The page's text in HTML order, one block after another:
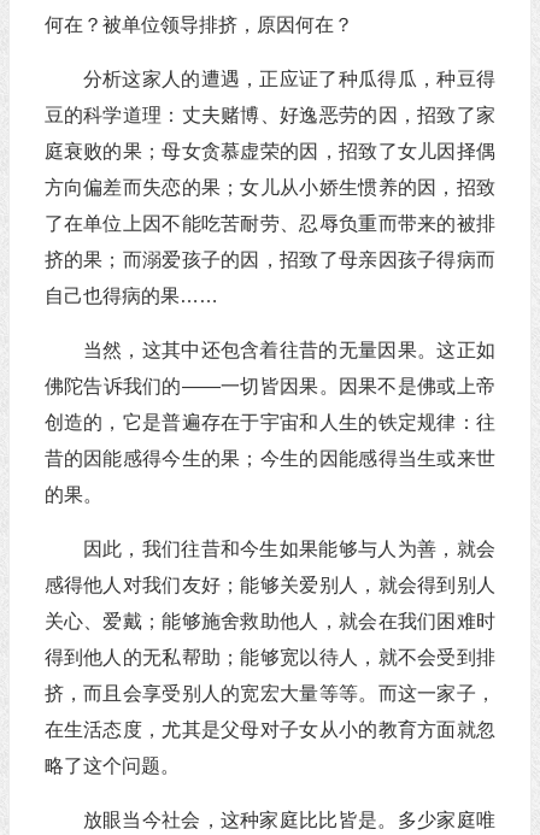
何在？被单位领导排挤，原因何在？
分析这家人的遭遇，正应证了种瓜得瓜，种豆得
豆的科学道理：丈夫赌博、好逸恶劳的因，招致了家
庭衰败的果；母女贪慕虚荣的因，招致了女儿因择偶
方向偏差而失恋的果；女儿从小娇生惯养的因，招致
了在单位上因不能吃苦耐劳、忍辱负重而带来的被排
挤的果；而溺爱孩子的因，招致了母亲因孩子得病而
自己也得病的果……
当然，这其中还包含着往昔的无量因果。这正如
佛陀告诉我们的——一切皆因果。因果不是佛或上帝
创造的，它是普遍存在于宇宙和人生的铁定规律：往
昔的因能感得今生的果；今生的因能感得当生或来世
的果。
因此，我们往昔和今生如果能够与人为善，就会
感得他人对我们友好；能够关爱别人，就会得到别人
关心、爱戴；能够施舍救助他人，就会在我们困难时
得到他人的无私帮助；能够宽以待人，就不会受到排
挤，而且会享受别人的宽宏大量等等。而这一家子，
在生活态度，尤其是父母对子女从小的教育方面就忽
略了这个问题。
放眼当今社会，这种家庭比比皆是。多少家庭唯